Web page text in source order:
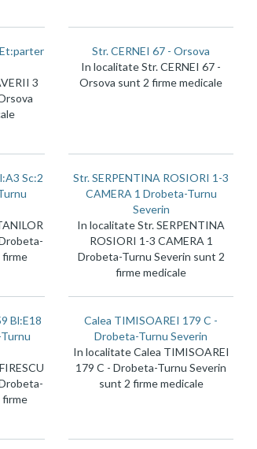
3
Str. CERNEI 67 - Orsova
In localitate Str. CERNEI 67 -
Orsova sunt 2 firme medicale
Sc:2
firme
Str. SERPENTINA ROSIORI 1-3
CAMERA 1 Drobeta-Turnu
Severin
In localitate Str. SERPENTINA
ROSIORI 1-3 CAMERA 1
Drobeta-Turnu Severin sunt 2
firme medicale
Bl:E18
firme
Calea TIMISOAREI 179 C -
Drobeta-Turnu Severin
In localitate Calea TIMISOAREI
179 C - Drobeta-Turnu Severin
sunt 2 firme medicale